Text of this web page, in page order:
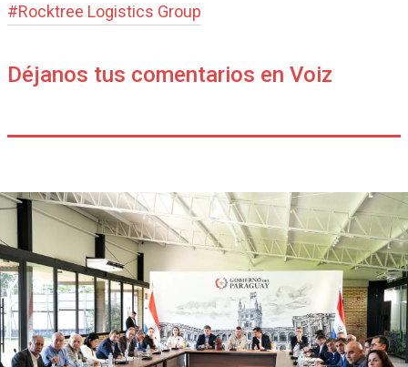
#Rocktree Logistics Group
Déjanos tus comentarios en Voiz